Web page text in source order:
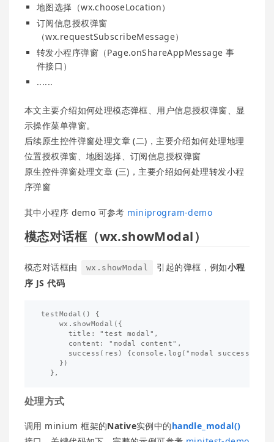
地图选择（wx.chooseLocation）
订阅信息授权弹窗
（wx.requestSubscribeMessage）
转发小程序弹窗（Page.onShareAppMessage 事
件接口）
......
本文主要介绍如何处理模态弹框、用户信息授权弹窗、显
示操作菜单弹窗。
后续原生控件弹窗处理文章 (二)，主要介绍如何处理地理
位置授权弹窗、地图选择、订阅信息授权弹窗
原生控件弹窗处理文章 (三)，主要介绍如何处理转发小程
序弹窗
其中小程序 demo 可参考 miniprogram-demo
模态对话框（wx.showModal）
模态对话框由 wx.showModal 引起的弹框，例如小程
序 JS 代码
testModal() {
    wx.showModal({
      title: "test modal",
      content: "modal content",
success(res) {console.log("modal success",
    })
处理方式
调用 minium 框架的Native实例中的handle_modal()